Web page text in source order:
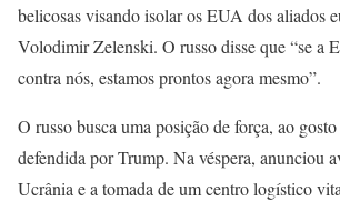
belicosas visando isolar os EUA dos aliados
Volodimir Zelenski. O russo disse que “se a
contra nós, estamos prontos agora mesmo”.
O russo busca uma posição de força, ao
defendida por Trump. Na véspera, anunciou
Ucrânia e a tomada de um centro logístico